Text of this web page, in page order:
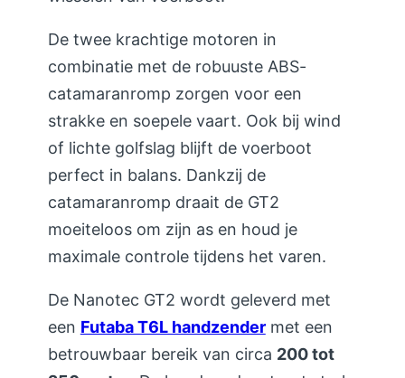
De twee krachtige motoren in
combinatie met de robuuste ABS-
catamaranromp zorgen voor een
strakke en soepele vaart. Ook bij wind
of lichte golfslag blijft de voerboot
perfect in balans. Dankzij de
catamaranromp draait de GT2
moeiteloos om zijn as en houd je
maximale controle tijdens het varen.
De Nanotec GT2 wordt geleverd met
een Futaba T6L handzendermet een
betrouwbaar bereik van circa 200 tot